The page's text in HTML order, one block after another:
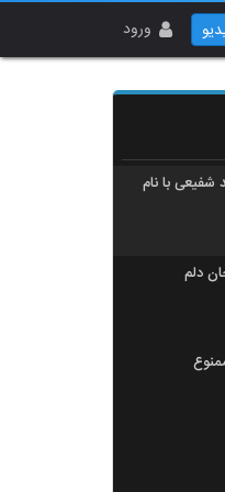
ورود
با نام
دلم